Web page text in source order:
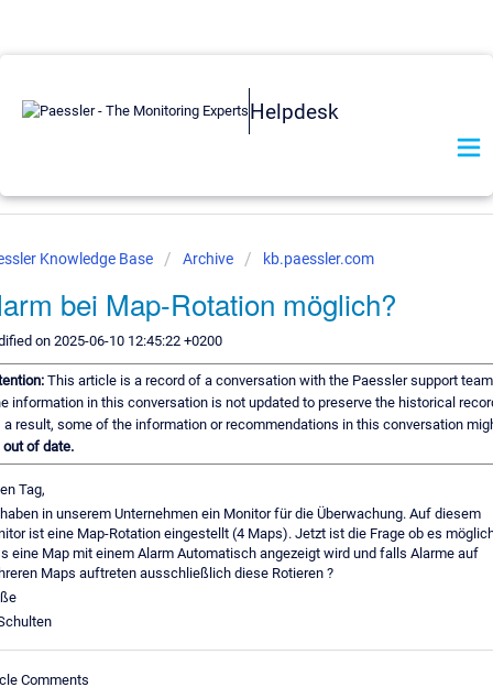
Helpdesk
Knowledge Base Archive kb.paessler.com
bei Map-Rotation möglich?
on 2025-06-10 12:45:22 +0200
This article is a record of a conversation with the Paessler support
information in this conversation is not updated to preserve the historical
a result, some of the information or recommendations in this conversation
out of date.
Tag,
in unserem Unternehmen ein Monitor für die Überwachung. Auf diesem
ist eine Map-Rotation eingestellt (4 Maps). Jetzt ist die Frage ob es
eine Map mit einem Alarm Automatisch angezeigt wird und falls Alarme auf
Maps auftreten ausschließlich diese Rotieren ?
Comments